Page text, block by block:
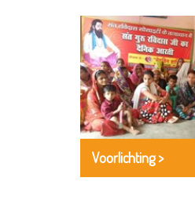
Voorlichting >